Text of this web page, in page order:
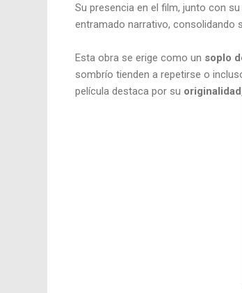
Su presencia en el film, junto con
entramado narrativo, consolidando
Esta obra se erige como un soplo
sombrío tienden a repetirse o
película destaca por su